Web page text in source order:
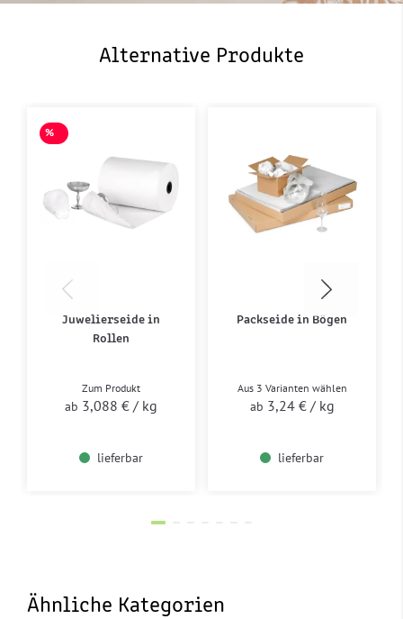
Alternative Produkte
%
Juwelierseide in
Rollen
Zum Produkt
ab 3,088 € / kg
lieferbar
Packseide in Bögen
Aus 3 Varianten wählen
ab 3,24 € / kg
lieferbar
Ähnliche Kategorien